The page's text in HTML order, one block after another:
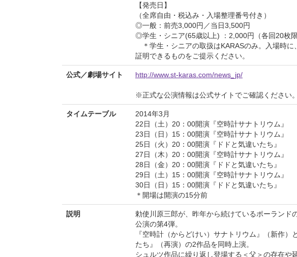
【発売日】
（全席自由・税込み・入場整理番号付き）
◎一般：前売3,000円／当日3,500円
◎学生・シニア(65歳以上) ：2,000円（各回20枚限
＊学生・シニアの取扱はKARASのみ。入場時
証明できるものをご提示ください。
公式／劇場サイト http://www.st-karas.com/news_jp/
※正式な公演情報は公式サイトでご確認ください。
タイムテーブル
2014年3月
22日（土）20：00開演『空時計サナトリウム』
23日（日）15：00開演『空時計サナトリウム』
25日（火）20：00開演『ドドと気違いたち』
27日（木）20：00開演『空時計サナトリウム』
28日（金）20：00開演『ドドと気違いたち』
29日（土）15：00開演『空時計サナトリウム』
30日（日）15：00開演『ドドと気違いたち』
＊開場は開演の15分前
説明
勅使川原三郎が、昨年から続けているポーランド
公演の第4弾。
『空時計（からどけい）サナトリウム』（新作
たち』（再演）の2作品を同時上演。
シュルツ作品に繰り返し登場する＜父＞の存在や